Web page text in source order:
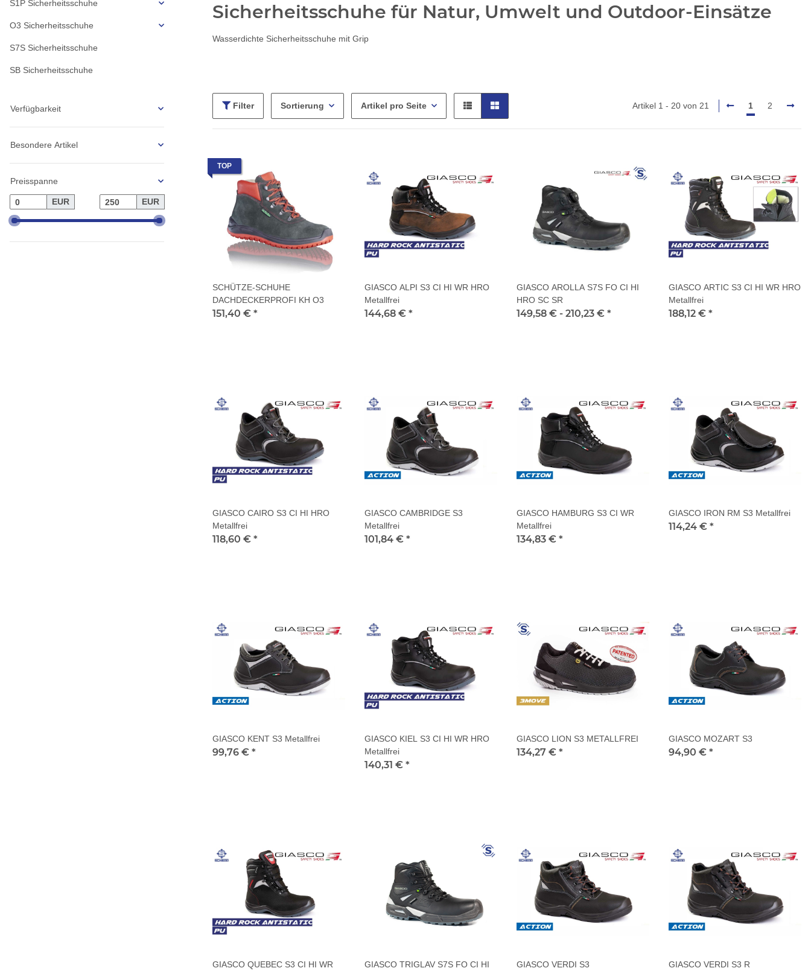
Sicherheitsschuhe für Natur, Umwelt und Outdoor-Einsätze
Wasserdichte Sicherheitsschuhe mit Grip
Filter Sortierung Artikel pro Seite Artikel 1 - 20 von 21 1 2
TOP
SCHÜTZE-SCHUHE
DACHDECKERPROFI KH O3
151,40 € *
GIASCO ALPI S3 CI HI WR HRO
Metallfrei
144,68 € *
GIASCO AROLLA S7S FO CI HI
HRO SC SR
149,58 € - 210,23 € *
GIASCO ARTIC S3 CI HI WR HRO
Metallfrei
188,12 € *
GIASCO CAIRO S3 CI HI HRO
Metallfrei
118,60 € *
GIASCO CAMBRIDGE S3
Metallfrei
101,84 € *
GIASCO HAMBURG S3 CI WR
Metallfrei
134,83 € *
GIASCO IRON RM S3 Metallfrei
114,24 € *
GIASCO KENT S3 Metallfrei
99,76 € *
GIASCO KIEL S3 CI HI WR HRO
Metallfrei
140,31 € *
GIASCO LION S3 METALLFREI
134,27 € *
GIASCO MOZART S3
94,90 € *
GIASCO QUEBEC S3 CI HI WR
GIASCO TRIGLAV S7S FO CI HI
GIASCO VERDI S3 GIASCO VERDI S3 R
S1P Sicherheitsschuhe
O3 Sicherheitsschuhe
S7S Sicherheitsschuhe
SB Sicherheitsschuhe
Verfügbarkeit
Besondere Artikel
Preisspanne
EUR EUR